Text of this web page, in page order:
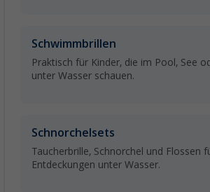
Schwimmbrillen
Praktisch für Kinder, die im Pool, See
unter Wasser schauen.
Schnorchelsets
Taucherbrille, Schnorchel und Flossen
Entdeckungen unter Wasser.